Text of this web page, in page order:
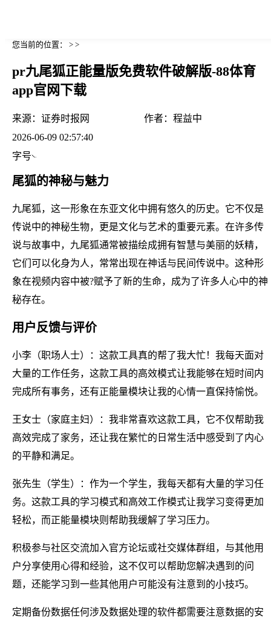
您当前的位置： > >
pr九尾狐正能量版免费软件破解版-88体育
app官网下载
来源： 证券时报网 作者： 程益中
2026-06-09 02:57:40
字号
尾狐的神秘与魅力
九尾狐，这一形象在东亚文化中拥有悠久的历史。它不仅是
传说中的神秘生物，更是文化与艺术的重要元素。在许多传
说与故事中，九尾狐通常被描绘成拥有智慧与美丽的妖精，
它们可以化身为人，常常出现在神话与民间传说中。这种形
象在视频内容中被?赋予了新的生命，成为了许多人心中的神
秘存在。
用户反馈与评价
小李（职场人士）：这款工具真的帮了我大忙！我每天面对
大量的工作任务，这款工具的高效模式让我能够在短时间内
完成所有事务，还有正能量模块让我的心情一直保持愉悦。
王女士（家庭主妇）：我非常喜欢这款工具，它不仅帮助我
高效完成了家务，还让我在繁忙的日常生活中感受到了内心
的平静和满足。
张先生（学生）：作为一个学生，我每天都有大量的学习任
务。这款工具的学习模式和高效工作模式让我学习变得更加
轻松，而正能量模块则帮助我缓解了学习压力。
积极参与社区交流加入官方论坛或社交媒体群组，与其他用
户分享使用心得和经验，这不仅可以帮助您解决遇到的问
题，还能学习到一些其他用户可能没有注意到的小技巧。
定期备份数据任何涉及数据处理的软件都需要注意数据的安